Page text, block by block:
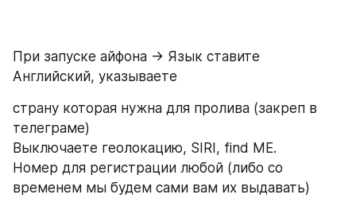
При запуске айфона -> Язык ставите
Английский, указываете
страну которая нужна для пролива (закреп в
телеграме)
Выключаете геолокацию, SIRI, find ME.
Номер для регистрации любой (либо со
временем мы будем сами вам их выдавать)